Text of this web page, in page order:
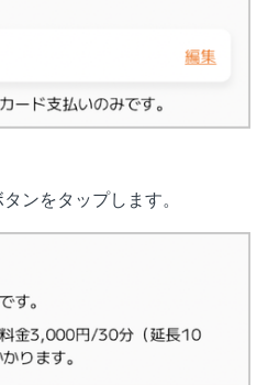
ンをタップします。